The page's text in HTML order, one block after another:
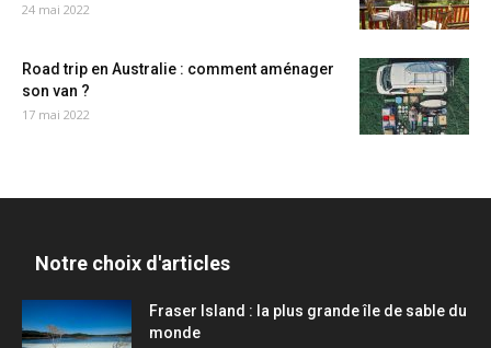
24 mai 2022
Road trip en Australie : comment aménager
son van ?
17 mai 2022
Notre choix d'articles
Fraser Island : la plus grande île de sable du
monde